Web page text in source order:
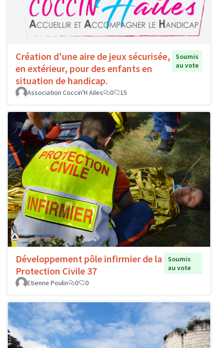
Création d'une aire de jeux sécurisée,
en extérieur, pour des enfants en
situation de handicap.
Soumis
au vote
Association Coccin'H Ailes 0 15
Développement pôle infirmier de la
Protection Civile 37
Soumis
au vote
Etienne Poulin
0 0